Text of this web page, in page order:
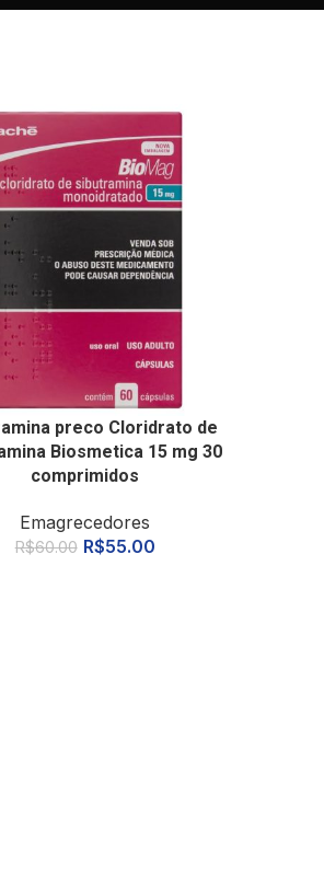
preco Cloridrato de
Biosmetica 15 mg 30
comprimidos
Emagrecedores
R$60.00 R$55.00